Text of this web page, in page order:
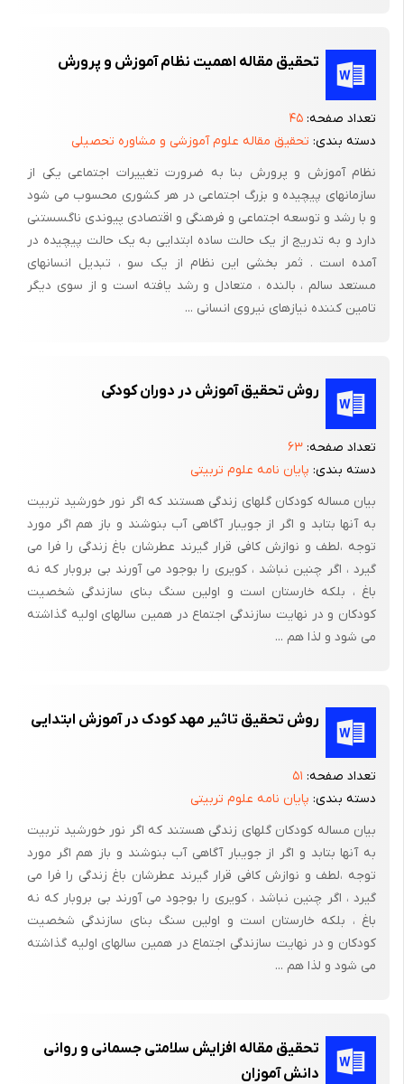
علائق کودکان.
5– ایجاد موقعیت مطلوب یادگیری در جهت بروز شکوفایی
استعدادهای نونهالان متناسب با ارزش‌ها و آموزه‌های الهی و فرامین
قرآن مجید.
اهداف جزیی:
حوزه شناختی
- کاربرد آیات تعیین شده در برنامه آموزشی دوره را در زندگی بداند.
- مفهوم تعهد و مسئولیت را بداند.
-نسبت به والدین خود قدرشناس و سپاسگزار باشد.
- با مفهوم همکاری و کمک به دیگران جهت حل مشکلاتشان آشنا شود.
- کلاژ،- کاردستی، و فعالیت های تعیین شده در برنامه آموزشی را انجام
دهد.
- در ارتباط با مفاهیم کاربردی در برنامه، نقاشی کند.
- هنگام تلاوت قرآن توسط دیگران، ساکت باشد و گوش کند.
- با دوستان خود برای حل مشکلاتشان هم‌فکری و همکاری کند.
متغیرهای تحقیق :
پرسشنامه است.
نتایج حاکی ازآن است که:
2- رابطه عاطفی مناسب و خوب بین دانش آموزوپیش دبستانی و مهد
موجب افزایش پیشرفت تحصیلی در دانش آموزمی شود.
5- ارزیابی دانش آموز از عوامل آموزشی نظیر معلم، مدیر، مشاور،
آموزشگاه و محیط آموزشی برعملکرد تحصیلی او تاثیرمی‌گذارد.
روش انجام تحقیق
یادگیری دانش آموزان کلاس اول ابتدایی ).
از طریق پرسشنامه محقق ساخته، اطلاعات مورد نیاز جمع آوری شد.
تحقیق مقاله اهمیت نظام آموزش و پرورش
تعداد صفحه: ۴۵
دسته بندی: تحقیق مقاله علوم آموزشی و مشاوره تحصیلی
نظام آموزش و پرورش بنا به ضرورت تغییرات اجتماعی یکی از
سازمانهای پیچیده و بزرگ اجتماعی در هر کشوری محسوب می شود
و با رشد و توسعه اجتماعی و فرهنگی و اقتصادی پیوندی ناگسستنی
دارد و به تدریج از یک حالت ساده ابتدایی به یک حالت پیچیده در
آمده است . ثمر بخشی این نظام از یک سو ، تبدیل انسانهای
مستعد سالم ، بالنده ، متعادل و رشد یافته است و از سوی دیگر
تامین کننده نیازهای نیروی انسانی ...
روش تحقیق آموزش در دوران کودکی
تعداد صفحه: ۶۳
دسته بندی: پایان نامه علوم تربیتی
بیان مساله کودکان گلهای زندگی هستند که اگر نور خورشید تربیت
به آنها بتابد و اگر از جویبار آگاهی آب بنوشند و باز هم اگر مورد
توجه ،‌لطف و نوازش کافی قرار گیرند عطرشان باغ زندگی را فرا می
گیرد ، اگر چنین نباشد ، کویری را بوجود می آورند بی بروبار که نه
باغ ، بلکه خارستان است و اولین سنگ بنای سازندگی شخصیت
کودکان و در نهایت سازندگی اجتماع در همین سالهای اولیه گذاشته
می شود و لذا هم ...
روش تحقیق تاثیر مهد کودک در آموزش ابتدایی
تعداد صفحه: ۵۱
دسته بندی: پایان نامه علوم تربیتی
بیان مساله کودکان گلهای زندگی هستند که اگر نور خورشید تربیت
به آنها بتابد و اگر از جویبار آگاهی آب بنوشند و باز هم اگر مورد
توجه ،‌لطف و نوازش کافی قرار گیرند عطرشان باغ زندگی را فرا می
گیرد ، اگر چنین نباشد ، کویری را بوجود می آورند بی بروبار که نه
باغ ، بلکه خارستان است و اولین سنگ بنای سازندگی شخصیت
کودکان و در نهایت سازندگی اجتماع در همین سالهای اولیه گذاشته
می شود و لذا هم ...
تحقیق مقاله افزایش سلامتی جسمانی و روانی
دانش آموزان